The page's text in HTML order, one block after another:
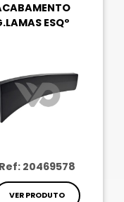
ESQº
Ref: 20469578
VER PRODUTO